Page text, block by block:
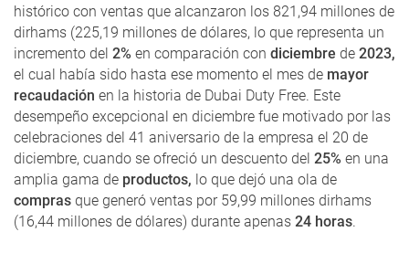
histórico con ventas que alcanzaron los 821,94 millones de
dirhams (225,19 millones de dólares, lo que representa un
incremento del 2% en comparación con diciembre de 2023,
el cual había sido hasta ese momento el mes de mayor
recaudación en la historia de Dubai Duty Free. Este
desempeño excepcional en diciembre fue motivado por las
celebraciones del 41 aniversario de la empresa el 20 de
diciembre, cuando se ofreció un descuento del 25% en una
amplia gama de productos, lo que dejó una ola de
compras que generó ventas por 59,99 millones dirhams
(16,44 millones de dólares) durante apenas 24 horas.